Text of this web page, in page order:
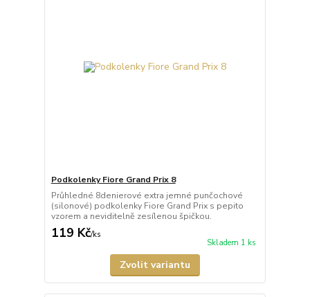
Podkolenky Fiore Grand Prix 8
Průhledné 8denierové extra jemné punčochové
(silonové) podkolenky Fiore Grand Prix s pepito
vzorem a neviditelně zesílenou špičkou.
119 Kč/ks
Skladem 1 ks
Zvolit variantu